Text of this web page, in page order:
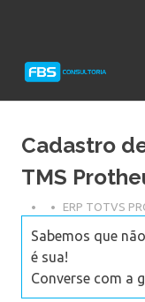
Protheus
Cadastro
TMS
ERP TOTVS
Sabemos que
é sua!
Converse com a